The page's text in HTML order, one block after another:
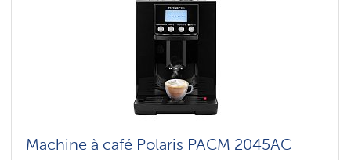
Machine à café Polaris PACM 2045AC